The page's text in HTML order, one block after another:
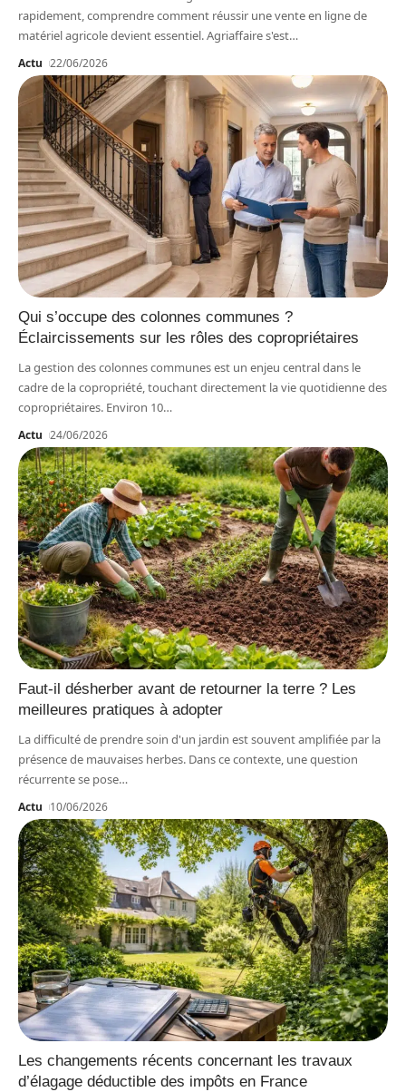
rapidement, comprendre comment réussir une vente en ligne de
matériel agricole devient essentiel. Agriaffaire s'est…
Actu 22/06/2026
Qui s’occupe des colonnes communes ?
Éclaircissements sur les rôles des copropriétaires
La gestion des colonnes communes est un enjeu central dans le
cadre de la copropriété, touchant directement la vie quotidienne des
copropriétaires. Environ 10…
Actu 24/06/2026
Faut-il désherber avant de retourner la terre ? Les
meilleures pratiques à adopter
La difficulté de prendre soin d'un jardin est souvent amplifiée par la
présence de mauvaises herbes. Dans ce contexte, une question
récurrente se pose…
Actu 10/06/2026
Les changements récents concernant les travaux
d’élagage déductible des impôts en France